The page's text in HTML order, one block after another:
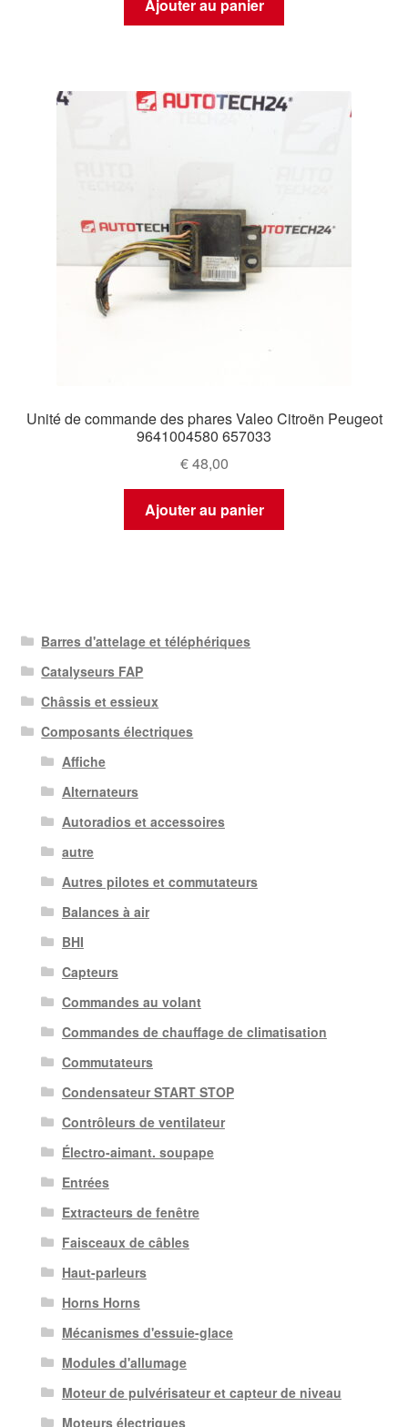
Ajouter au panier
Unité de commande des phares Valeo Citroën Peugeot
9641004580 657033
€48,00
Ajouter au panier
Barres d'attelage et téléphériques
Catalyseurs FAP
Châssis et essieux
Composants électriques
Affiche
Alternateurs
Autoradios et accessoires
autre
Autres pilotes et commutateurs
Balances à air
BHI
Capteurs
Commandes au volant
Commandes de chauffage de climatisation
Commutateurs
Condensateur START STOP
Contrôleurs de ventilateur
Électro-aimant. soupape
Entrées
Extracteurs de fenêtre
Faisceaux de câbles
Haut-parleurs
Horns Horns
Mécanismes d'essuie-glace
Modules d'allumage
Moteur de pulvérisateur et capteur de niveau
Moteurs électriques